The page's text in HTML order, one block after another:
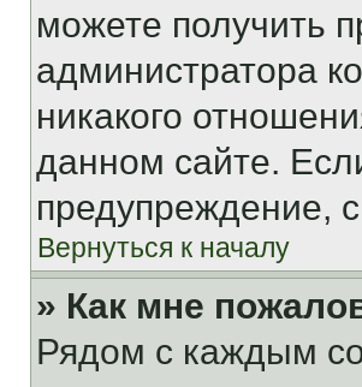
можете получить
администратора
никакого
данном сайте.
предупреждение,
Вернуться к началу
» Как мне
Рядом с каждым